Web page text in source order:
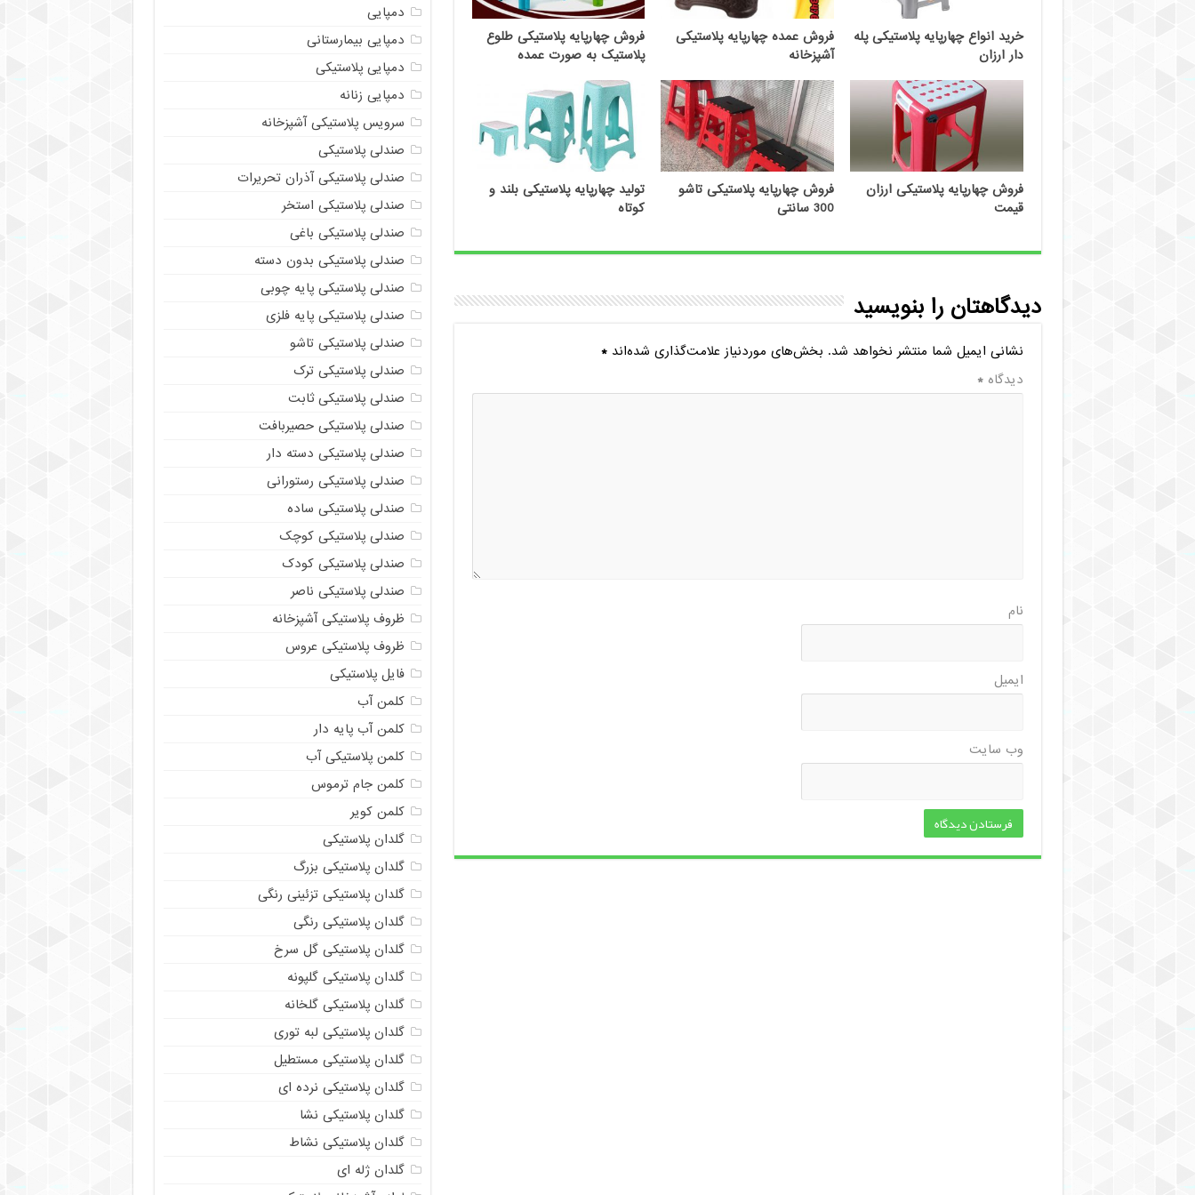
خرید انواع چهارپایه پلاستیکی پله
دار ارزان
فروش عمده چهارپایه پلاستیکی
آشپزخانه
فروش چهارپایه پلاستیکی طلوع
پلاستیک به صورت عمده
فروش چهارپایه پلاستیکی ارزان
قیمت
فروش چهارپایه پلاستیکی تاشو
300 سانتی
تولید چهارپایه پلاستیکی بلند و
کوتاه
دیدگاهتان را بنویسید
نشانی ایمیل شما منتشر نخواهد شد. بخش‌های موردنیاز علامت‌گذاری شده‌اند*
دیدگاه*
نام
ایمیل
وب‌ سایت
دمپایی
دمپایی بیمارستانی
دمپایی پلاستیکی
دمپایی زنانه
سرویس پلاستیکی آشپزخانه
صندلی پلاستیکی
صندلی پلاستیکی آذران تحریرات
صندلی پلاستیکی استخر
صندلی پلاستیکی باغی
صندلی پلاستیکی بدون دسته
صندلی پلاستیکی پایه چوبی
صندلی پلاستیکی پایه فلزی
صندلی پلاستیکی تاشو
صندلی پلاستیکی ترک
صندلی پلاستیکی ثابت
صندلی پلاستیکی حصیربافت
صندلی پلاستیکی دسته دار
صندلی پلاستیکی رستورانی
صندلی پلاستیکی ساده
صندلی پلاستیکی کوچک
صندلی پلاستیکی کودک
صندلی پلاستیکی ناصر
ظروف پلاستیکی آشپزخانه
ظروف پلاستیکی عروس
فایل پلاستیکی
کلمن آب
کلمن آب پایه دار
کلمن پلاستیکی آب
کلمن جام ترموس
کلمن کویر
گلدان پلاستیکی
گلدان پلاستیکی بزرگ
گلدان پلاستیکی تزئینی رنگی
گلدان پلاستیکی رنگی
گلدان پلاستیکی گل سرخ
گلدان پلاستیکی گلپونه
گلدان پلاستیکی گلخانه
گلدان پلاستیکی لبه توری
گلدان پلاستیکی مستطیل
گلدان پلاستیکی نرده ای
گلدان پلاستیکی نشا
گلدان پلاستیکی نشاط
گلدان ژله ای